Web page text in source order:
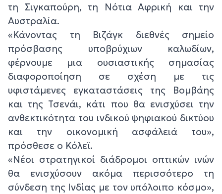
τη Σιγκαπούρη, τη Νότια Αφρική και την
Αυστραλία.
«Κάνοντας τη Βιζάγκ διεθνές σημείο
πρόσβασης υποβρύχιων καλωδίων,
φέρνουμε μια ουσιαστικής σημασίας
διαφοροποίηση σε σχέση με τις
υφιστάμενες εγκαταστάσεις της Βομβάης
και της Τσενάι, κάτι που θα ενισχύσει την
ανθεκτικότητα του ινδικού ψηφιακού δικτύου
και την οικονομική ασφάλειά του»,
πρόσθεσε ο Κόλεϊ.
«Νέοι στρατηγικοί διάδρομοι οπτικών ινών
θα ενισχύσουν ακόμα περισσότερο τη
σύνδεση της Ινδίας με τον υπόλοιπο κόσμο»,